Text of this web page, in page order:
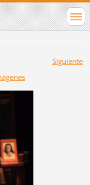
Siguiente